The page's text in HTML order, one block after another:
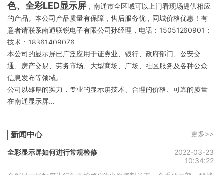
色、全彩LED显示屏 ，南通市全区域可以上门看现场提供相应
的产品。本公司产品质量有保障，售后服务优，同城价格优惠！有
意者请联系南通联锐电子有限公司孙经理，电话：15051260901；
技术：18361409076
本公司的显示屏已广泛应用于证券业、银行、政府部门、公安交
通、房产交易、劳务市场、大型商场、广场、社区服务及各种公众
信息发布等领域。
公司以雄厚的实力，专业的显示屏技术、合理的价格、可靠的质量
在南通显示屏...
新闻中心 更多>>
全彩显示屏如何进行常规检修
2022-03-23
10:34:22